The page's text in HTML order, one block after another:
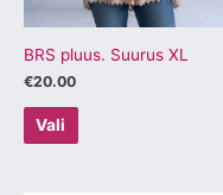
BRS pluus. Suurus XL
€20.00
Vali
teha
tootelehel.